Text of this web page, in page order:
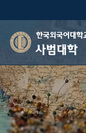
사범대학